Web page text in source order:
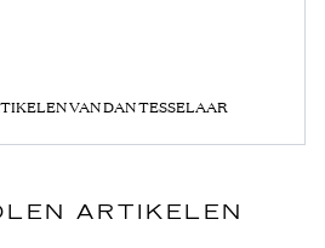
VAN DAN TESSELAAR
ARTIKELEN